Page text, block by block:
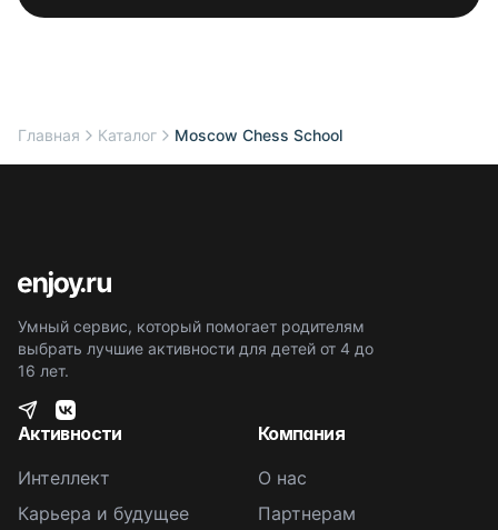
Главная Каталог Moscow Chess School
Умный сервис, который помогает родителям
выбрать лучшие активности для детей от 4 до
16 лет.
Активности
Интеллект
Карьера и будущее
Компания
О нас
Партнерам